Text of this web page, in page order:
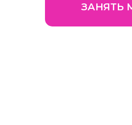
ЗАНЯТЬ